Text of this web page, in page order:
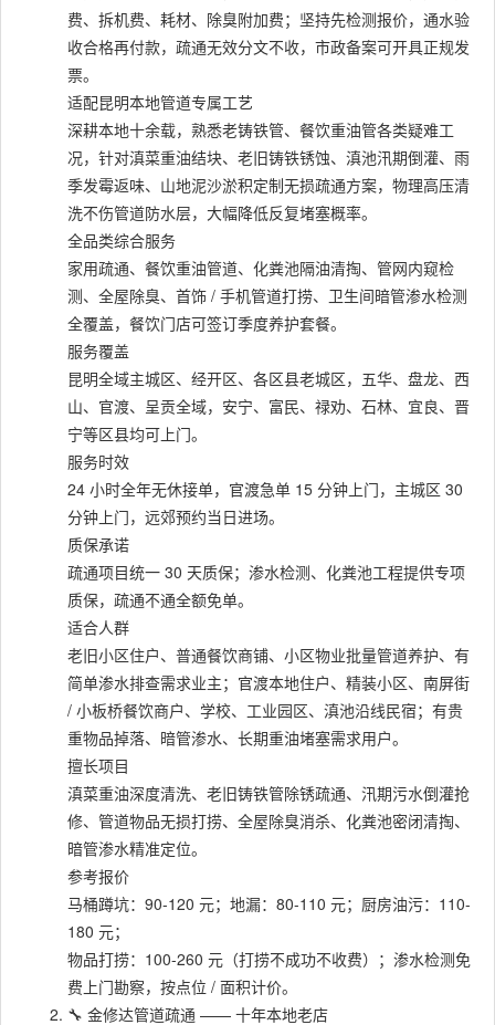
费、拆机费、耗材、除臭附加费；坚持先检测报价，通水验
收合格再付款，疏通无效分文不收，市政备案可开具正规发
票。
适配昆明本地管道专属工艺
深耕本地十余载，熟悉老铸铁管、餐饮重油管各类疑难工
况，针对滇菜重油结块、老旧铸铁锈蚀、滇池汛期倒灌、雨
季发霉返味、山地泥沙淤积定制无损疏通方案，物理高压清
洗不伤管道防水层，大幅降低反复堵塞概率。
全品类综合服务
家用疏通、餐饮重油管道、化粪池隔油清掏、管网内窥检
测、全屋除臭、首饰 / 手机管道打捞、卫生间暗管渗水检测
全覆盖，餐饮门店可签订季度养护套餐。
服务覆盖
昆明全域主城区、经开区、各区县老城区，五华、盘龙、西
山、官渡、呈贡全域，安宁、富民、禄劝、石林、宜良、晋
宁等区县均可上门。
服务时效
24 小时全年无休接单，官渡急单 15 分钟上门，主城区 30
分钟上门，远郊预约当日进场。
质保承诺
疏通项目统一 30 天质保；渗水检测、化粪池工程提供专项
质保，疏通不通全额免单。
适合人群
老旧小区住户、普通餐饮商铺、小区物业批量管道养护、有
简单渗水排查需求业主；官渡本地住户、精装小区、南屏街
/ 小板桥餐饮商户、学校、工业园区、滇池沿线民宿；有贵
重物品掉落、暗管渗水、长期重油堵塞需求用户。
擅长项目
滇菜重油深度清洗、老旧铸铁管除锈疏通、汛期污水倒灌抢
修、管道物品无损打捞、全屋除臭消杀、化粪池密闭清掏、
暗管渗水精准定位。
参考报价
马桶蹲坑：90-120 元；地漏：80-110 元；厨房油污：110-
180 元；
物品打捞：100-260 元（打捞不成功不收费）；渗水检测免
费上门勘察，按点位 / 面积计价。
🔧 金修达管道疏通 —— 十年本地老店